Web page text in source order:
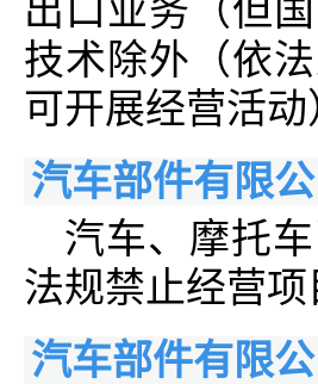
出口业务（但
技术除外（依
可开展经营活动
汽车部件有限
汽车、摩托
法规禁止经营项
汽车部件有限